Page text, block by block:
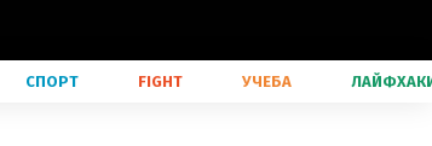
СПОРТ FIGHT УЧЕБА